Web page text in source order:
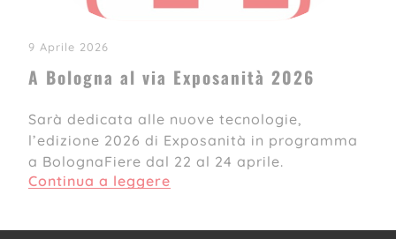
9 Aprile 2026
A Bologna al via Exposanità 2026
Sarà dedicata alle nuove tecnologie,
l’edizione 2026 di Exposanità in programma
a BolognaFiere dal 22 al 24 aprile.
Continua a leggere